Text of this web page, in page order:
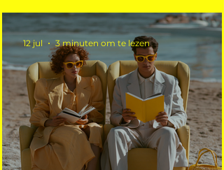
12 jul 3 minuten om te lezen